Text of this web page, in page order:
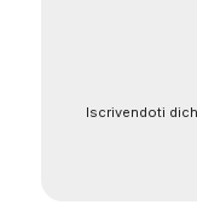
Iscrivendoti